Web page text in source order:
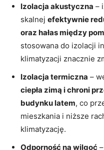
Izolacja akustyczna –
skalnej efektywnie
oraz hałas między
stosowana do izolacji
klimatyzacji znacznie
Izolacja termiczna –
ciepła zimą i chroni
budynku latem, co
mieszkania i niższe
klimatyzację.
Odporność na wilgoć